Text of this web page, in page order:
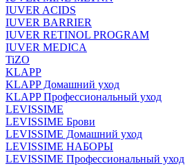
IUVER ACIDS
IUVER BARRIER
IUVER RETINOL PROGRAM
IUVER MEDICA
TiZO
KLAPP
KLAPP Домашний уход
KLAPP Профессиональный уход
LEVISSIME
LEVISSIME Брови
LEVISSIME Домашний уход
LEVISSIME НАБОРЫ
LEVISSIME Профессиональный уход